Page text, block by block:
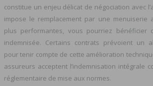
constitue un enjeu délicat de négociation avec
impose le remplacement par une menuiserie
plus performantes, vous pourriez bénéficier
indemnisée. Certains contrats prévoient un
pour tenir compte de cette amélioration
assureurs acceptent l’indemnisation intégrale
réglementaire de mise aux normes.